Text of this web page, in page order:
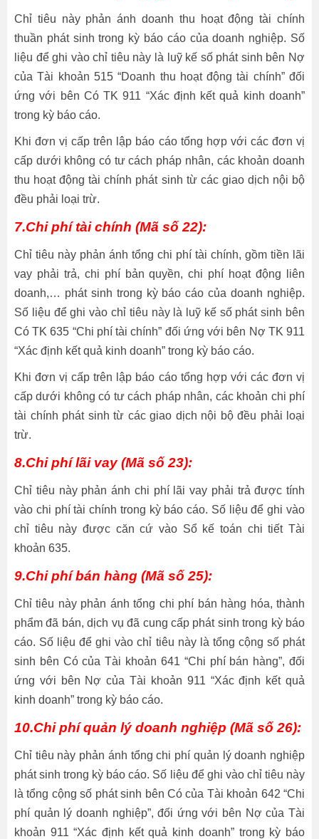
Chỉ tiêu này phản ánh doanh thu hoạt động tài chính
thuần phát sinh trong kỳ báo cáo của doanh nghiệp. Số
liệu để ghi vào chỉ tiêu này là luỹ kế số phát sinh bên Nợ
của Tài khoản 515 “Doanh thu hoạt động tài chính” đối
ứng với bên Có TK 911 “Xác định kết quả kinh doanh”
trong kỳ báo cáo.
Khi đơn vị cấp trên lập báo cáo tổng hợp với các đơn vị
cấp dưới không có tư cách pháp nhân, các khoản doanh
thu hoạt động tài chính phát sinh từ các giao dịch nội bộ
đều phải loại trừ.
7.Chi phí tài chính (Mã số 22):
Chỉ tiêu này phản ánh tổng chi phí tài chính, gồm tiền lãi
vay phải trả, chi phí bản quyền, chi phí hoạt động liên
doanh,… phát sinh trong kỳ báo cáo của doanh nghiệp.
Số liệu để ghi vào chỉ tiêu này là luỹ kế số phát sinh bên
Có TK 635 “Chi phí tài chính” đối ứng với bên Nợ TK 911
“Xác định kết quả kinh doanh” trong kỳ báo cáo.
Khi đơn vị cấp trên lập báo cáo tổng hợp với các đơn vị
cấp dưới không có tư cách pháp nhân, các khoản chi phí
tài chính phát sinh từ các giao dịch nội bộ đều phải loại
trừ.
8.Chi phí lãi vay (Mã số 23):
Chỉ tiêu này phản ánh chi phí lãi vay phải trả được tính
vào chi phí tài chính trong kỳ báo cáo. Số liệu để ghi vào
chỉ tiêu này được căn cứ vào Sổ kế toán chi tiết Tài
khoản 635.
9.Chi phí bán hàng (Mã số 25):
Chỉ tiêu này phản ánh tổng chi phí bán hàng hóa, thành
phẩm đã bán, dịch vụ đã cung cấp phát sinh trong kỳ báo
cáo. Số liệu để ghi vào chỉ tiêu này là tổng cộng số phát
sinh bên Có của Tài khoản 641 “Chi phí bán hàng”, đối
ứng với bên Nợ của Tài khoản 911 “Xác định kết quả
kinh doanh” trong kỳ báo cáo.
10.Chi phí quản lý doanh nghiệp (Mã số 26):
Chỉ tiêu này phản ánh tổng chi phí quản lý doanh nghiệp
phát sinh trong kỳ báo cáo. Số liệu để ghi vào chỉ tiêu này
là tổng cộng số phát sinh bên Có của Tài khoản 642 “Chi
phí quản lý doanh nghiệp”, đối ứng với bên Nợ của Tài
khoản 911 “Xác định kết quả kinh doanh” trong kỳ báo